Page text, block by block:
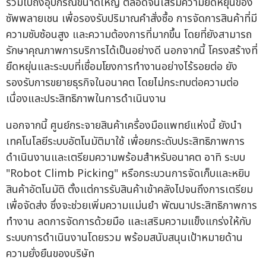
ซัพพลายเชน เพื่อรองรับปริมาณคำสั่งซื้อ การจัดการสินค้าที่มี
ความซับซ้อนสูง และความต้องการที่มากขึ้น โดยที่ยังสามารถ
รักษาคุณภาพการบริการได้เป็นอย่างดี นอกจากนี้ โครงสร้างที่
ยืดหยุ่นและระบบที่เชื่อมโยงการทำงานอย่างไร้รอยต่อ ยัง
รองรับการขยายธุรกิจในอนาคต โดยไม่กระทบต่อความต่อ
เนื่องและประสิทธิภาพในการดำเนินงาน
นอกจากนี้ ศูนย์กระจายสินค้าเครื่องมือแพทย์แห่งนี้ ยังนำ
เทคโนโลยีระบบอัตโนมัติมาใช้ เพื่อยกระดับประสิทธิภาพการ
ดำเนินงานและเตรียมความพร้อมสำหรับอนาคต อาทิ ระบบ
"Robot Climb Picking" หรือกระบวนการจัดเก็บและหยิบ
สินค้าอัตโนมัติ ตั้งแต่การรับสินค้าเข้าคลังไปจนถึงการเตรียม
เพื่อจัดส่ง ซึ่งจะช่วยเพิ่มความแม่นยำ พัฒนาประสิทธิภาพการ
ทำงาน ลดการจัดการด้วยมือ และเสริมความแข็งแกร่งให้กับ
ระบบการดำเนินงานโดยรวม พร้อมสนับสนุนเป้าหมายด้าน
ความยั่งยืนของบริษัท